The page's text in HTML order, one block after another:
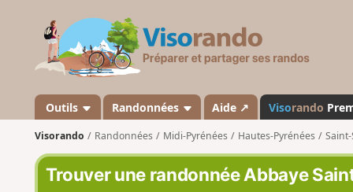
s
a
n
d
o
Outils Randonnées Aide ↗ Visorando
Visorando Randonnées Midi-Pyrénées Hautes-Pyrénées
Trouver une randonnée Abbaye